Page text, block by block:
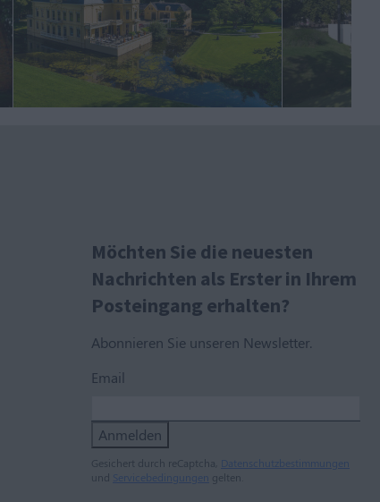
Möchten Sie die neuesten
Nachrichten als Erster in Ihrem
Posteingang erhalten?
Abonnieren Sie unseren Newsletter.
Email
Anmelden
Gesichert durch reCaptcha, Datenschutzbestimmungen
und Servicebedingungen gelten.